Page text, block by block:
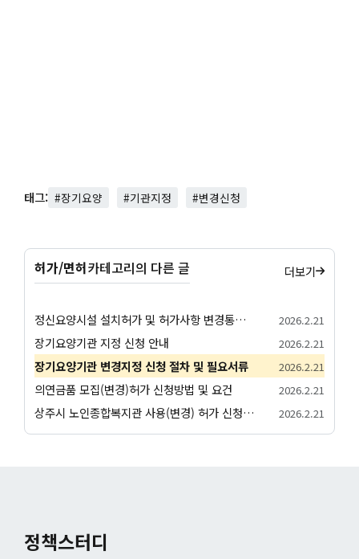
태그: #장기요양 #기관지정 #변경신청
허가/면허카테고리의 다른 글 더보기
정신요양시설 설치허가 및 허가사항 변경통지 허가 절차 안내 2026.2.21
장기요양기관 지정 신청 안내 2026.2.21
장기요양기관 변경지정 신청 절차 및 필요서류 2026.2.21
의연금품 모집(변경)허가 신청방법 및 요건 2026.2.21
상주시 노인종합복지관 사용(변경) 허가 신청서 허가 절차 안내 2026.2.21
정책스터디